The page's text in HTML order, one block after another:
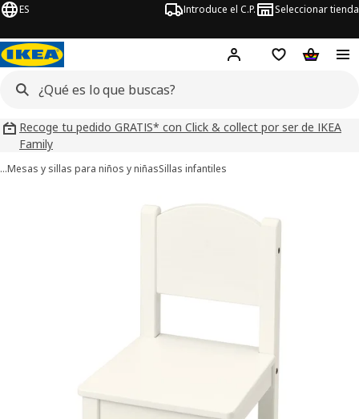
ES Introduce el C.P. Seleccionar tienda
Hej! Iniciar sesión
Lista de deseos
Carrito
Recoge tu pedido GRATIS* con Click & collect por ser de IKEA
Family
…Mesas y sillas para niños y niñasSillas infantiles